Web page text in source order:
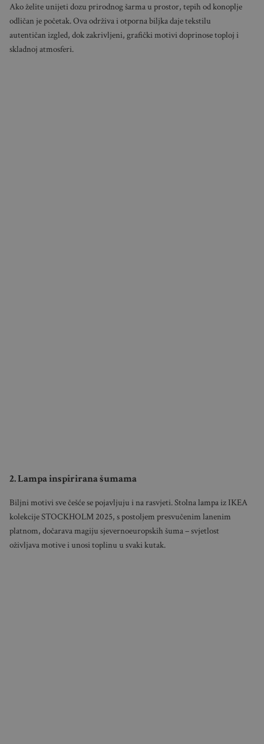
Ako želite unijeti dozu prirodnog šarma u prostor, tepih od konoplje
odličan je početak. Ova održiva i otporna biljka daje tekstilu
autentičan izgled, dok zakrivljeni, grafički motivi doprinose toploj i
skladnoj atmosferi.
2. Lampa inspirirana šumama
Biljni motivi sve češće se pojavljuju i na rasvjeti. Stolna lampa iz IKEA
kolekcije STOCKHOLM 2025, s postoljem presvučenim lanenim
platnom, dočarava magiju sjevernoeuropskih šuma – svjetlost
oživljava motive i unosi toplinu u svaki kutak.